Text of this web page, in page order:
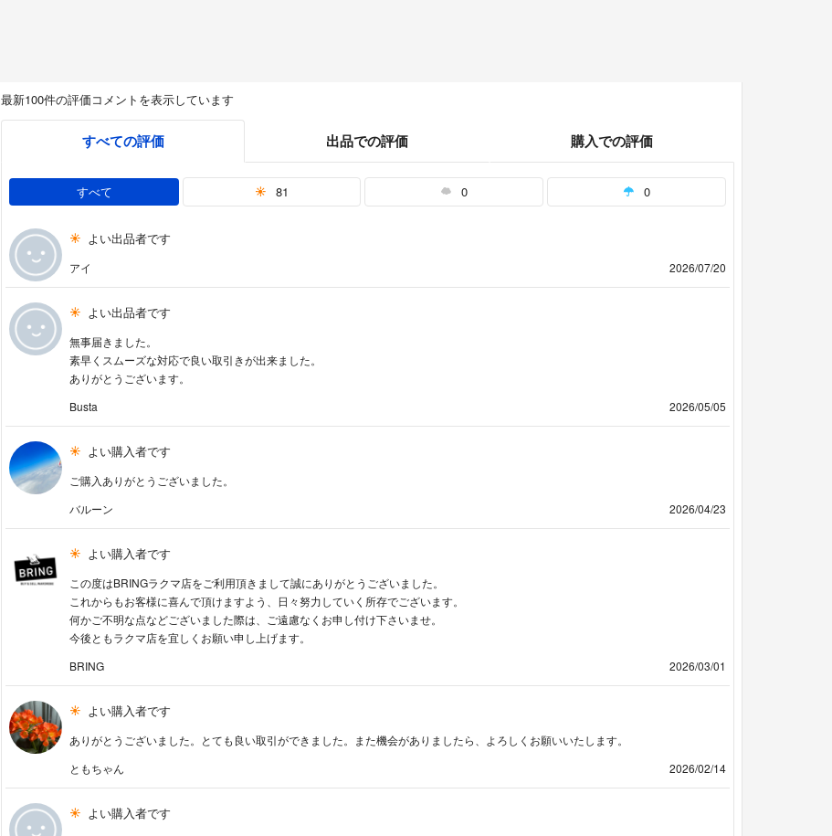
最新100件の評価コメントを表示しています
すべての評価 出品での評価 購入での評価
すべて 81 0 0
よい出品者です
アイ 2026/07/20
よい出品者です
無事届きました。
素早くスムーズな対応で良い取引きが出来ました。
ありがとうございます。
Busta
2026/05/05
よい購入者です
ご購入ありがとうございました。
バルーン
2026/04/23
よい購入者です
この度はBRINGラクマ店をご利用頂きまして誠にありがとうございました。
これからもお客様に喜んで頂けますよう、日々努力していく所存でございます。
何かご不明な点などございました際は、ご遠慮なくお申し付け下さいませ。
今後ともラクマ店を宜しくお願い申し上げます。
BRING
2026/03/01
よい購入者です
ありがとうございました。とても良い取引ができました。また機会がありましたら、よろしくお願いいたします。
ともちゃん
2026/02/14
よい購入者です